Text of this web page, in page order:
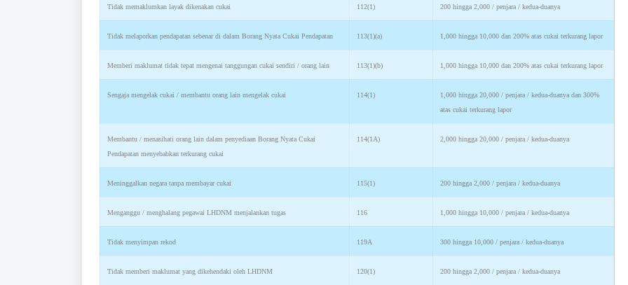
Tidak memaklumkan layak dikenakan cukai 112(1) 200 hingga 2,000 / penjara / kedua-duanya
Tidak melaporkan pendapatan sebenar di dalam Borang Nyata Cukai Pendapatan 113(1)(a) 1,000 hingga 10,000 dan 200% atas cukai terkurang lapor
Memberi maklumat tidak tepat mengenai tanggungan cukai sendiri / orang lain 113(1)(b) 1,000 hingga 10,000 dan 200% atas cukai terkurang lapor
Sengaja mengelak cukai / membantu orang lain mengelak cukai 114(1)
1,000 hingga 20,000 / penjara / kedua-duanya dan 300%
atas cukai terkurang lapor
Membantu / menasihati orang lain dalam penyediaan Borang Nyata Cukai
Pendapatan menyebabkan terkurang cukai
114(1A) 2,000 hingga 20,000 / penjara / kedua-duanya
Meninggalkan negara tanpa membayar cukai 115(1) 200 hingga 2,000 / penjara / kedua-duanya
Menganggu / menghalang pegawai LHDNM menjalankan tugas 116 1,000 hingga 10,000 / penjara / kedua-duanya
Tidak menyimpan rekod 119A 300 hingga 10,000 / penjara / kedua-duanya
Tidak memberi maklumat yang dikehendaki oleh LHDNM 120(1) 200 hingga 2,000 / penjara / kedua-duanya